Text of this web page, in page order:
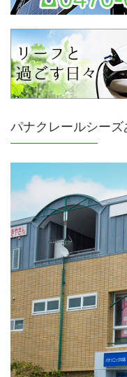
パナクレールシーズ